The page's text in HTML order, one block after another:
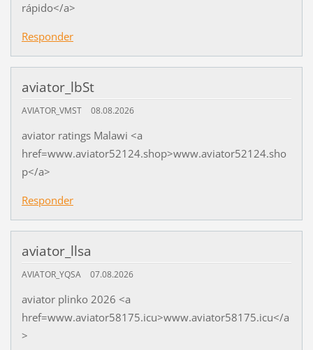
rápido</a>
Responder
aviator_lbSt
AVIATOR_VMST 08.08.2026
aviator ratings Malawi <a
href=www.aviator52124.shop>www.aviator52124.sho
p</a>
Responder
aviator_llsa
AVIATOR_YQSA 07.08.2026
aviator plinko 2026 <a
href=www.aviator58175.icu>www.aviator58175.icu</a
>